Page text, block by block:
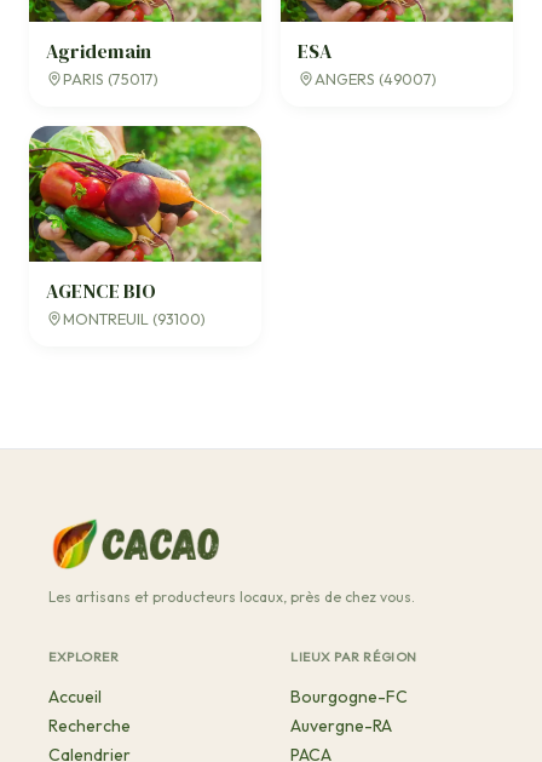
Agridemain
PARIS (75017)
ESA
ANGERS (49007)
AGENCE BIO
MONTREUIL (93100)
Les artisans et producteurs locaux, près de chez vous.
EXPLORER
Accueil
Recherche
Calendrier
LIEUX PAR RÉGION
Bourgogne-FC
Auvergne-RA
PACA